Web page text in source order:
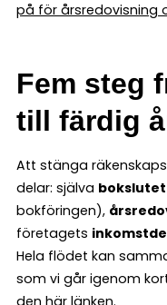
på för årsredovisning
Fem steg
till färdig
Att stänga
delar: själva bokslutet
bokföringen),
företagets
Hela flödet kan
som vi går igenom